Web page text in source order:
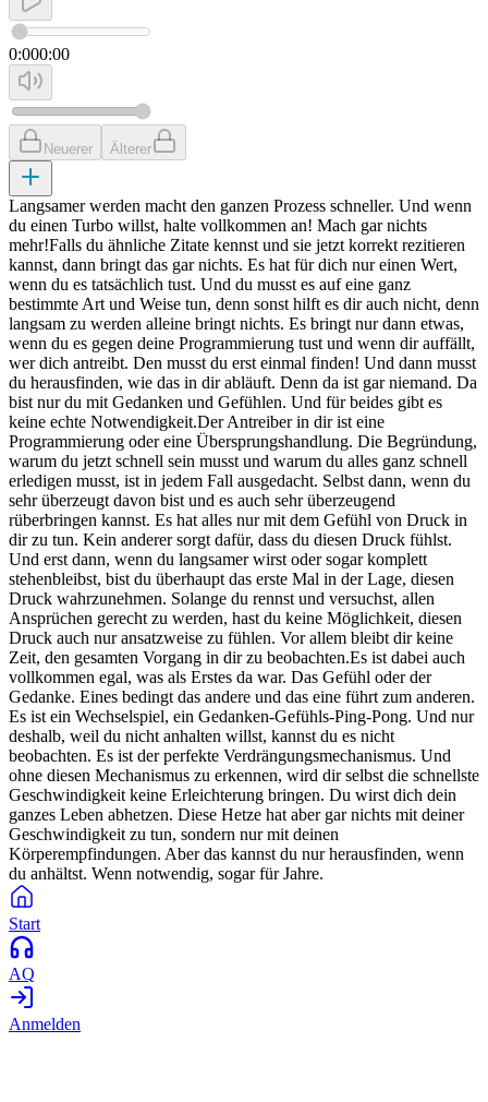
0:000:00
Neuerer Älterer
Langsamer werden macht den ganzen Prozess schneller. Und wenn
du einen Turbo willst, halte vollkommen an! Mach gar nichts
mehr!Falls du ähnliche Zitate kennst und sie jetzt korrekt rezitieren
kannst, dann bringt das gar nichts. Es hat für dich nur einen Wert,
wenn du es tatsächlich tust. Und du musst es auf eine ganz
bestimmte Art und Weise tun, denn sonst hilft es dir auch nicht, denn
langsam zu werden alleine bringt nichts. Es bringt nur dann etwas,
wenn du es gegen deine Programmierung tust und wenn dir auffällt,
wer dich antreibt. Den musst du erst einmal finden! Und dann musst
du herausfinden, wie das in dir abläuft. Denn da ist gar niemand. Da
bist nur du mit Gedanken und Gefühlen. Und für beides gibt es
keine echte Notwendigkeit.Der Antreiber in dir ist eine
Programmierung oder eine Übersprungshandlung. Die Begründung,
warum du jetzt schnell sein musst und warum du alles ganz schnell
erledigen musst, ist in jedem Fall ausgedacht. Selbst dann, wenn du
sehr überzeugt davon bist und es auch sehr überzeugend
rüberbringen kannst. Es hat alles nur mit dem Gefühl von Druck in
dir zu tun. Kein anderer sorgt dafür, dass du diesen Druck fühlst.
Und erst dann, wenn du langsamer wirst oder sogar komplett
stehenbleibst, bist du überhaupt das erste Mal in der Lage, diesen
Druck wahrzunehmen. Solange du rennst und versuchst, allen
Ansprüchen gerecht zu werden, hast du keine Möglichkeit, diesen
Druck auch nur ansatzweise zu fühlen. Vor allem bleibt dir keine
Zeit, den gesamten Vorgang in dir zu beobachten.Es ist dabei auch
vollkommen egal, was als Erstes da war. Das Gefühl oder der
Gedanke. Eines bedingt das andere und das eine führt zum anderen.
Es ist ein Wechselspiel, ein Gedanken-Gefühls-Ping-Pong. Und nur
deshalb, weil du nicht anhalten willst, kannst du es nicht
beobachten. Es ist der perfekte Verdrängungsmechanismus. Und
ohne diesen Mechanismus zu erkennen, wird dir selbst die schnellste
Geschwindigkeit keine Erleichterung bringen. Du wirst dich dein
ganzes Leben abhetzen. Diese Hetze hat aber gar nichts mit deiner
Geschwindigkeit zu tun, sondern nur mit deinen
Körperempfindungen. Aber das kannst du nur herausfinden, wenn
du anhältst. Wenn notwendig, sogar für Jahre.
Start
AQ
Anmelden